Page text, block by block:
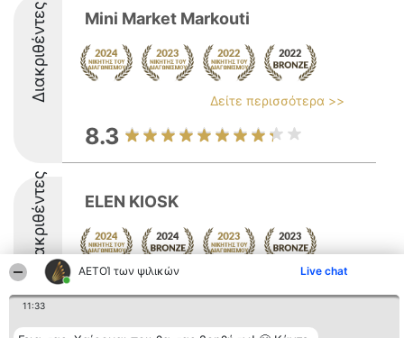
ΑΕΤΟΊ των ψιλικών Live chat
11:33
Διακριθέντες Mini Market Markouti
Δείτε περισσότερα >>
8.3
Διακριθέντες ELEN KIOSK
8.6